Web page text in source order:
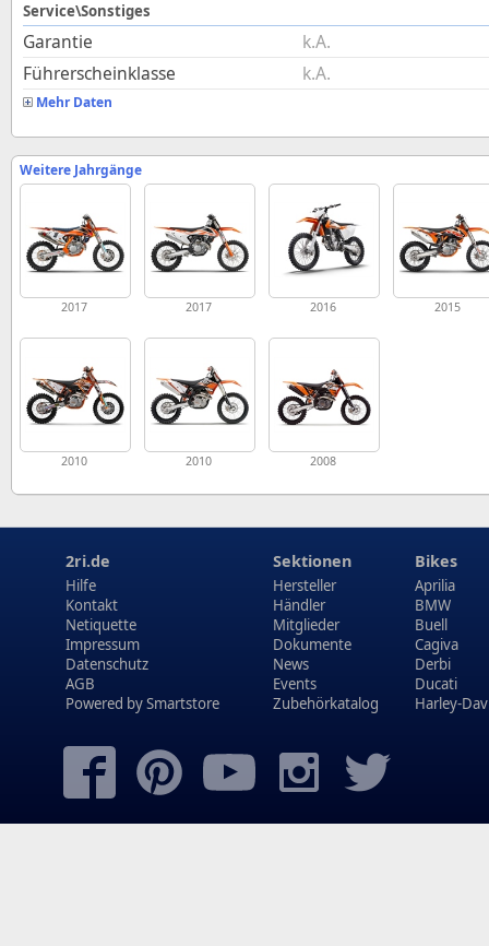
Service\Sonstiges
Garantie
k.A.
Führerscheinklasse
k.A.
Mehr Daten
Weitere Jahrgänge
2017 2017 2016 2015
2010 2010 2008
2ri.de
Hilfe
Kontakt
Netiquette
Impressum
Datenschutz
AGB
Powered bySmartstore
Sektionen
Hersteller
Händler
Mitglieder
Dokumente
News
Events
Zubehörkatalog
Bikes
Aprilia
BMW
Buell
Cagiva
Derbi
Ducati
Harley-